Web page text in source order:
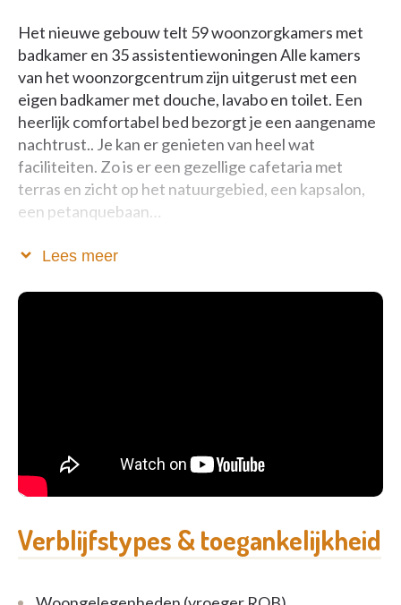
Het nieuwe gebouw telt 59 woonzorgkamers met
badkamer en 35 assistentiewoningen Alle kamers
van het woonzorgcentrum zijn uitgerust met een
eigen badkamer met douche, lavabo en toilet. Een
heerlijk comfortabel bed bezorgt je een aangename
nachtrust.. Je kan er genieten van heel wat
faciliteiten. Zo is er een gezellige cafetaria met
terras en zicht op het natuurgebied, een kapsalon,
een petanquebaan…
Ook voor een kortere periode kan je bij ons terecht.
om te herstellen na een ziekenhuisopname. Ook
plaats om te vertoeven. Deze rustige ligging laat de
bewoners toe te genieten van het mooie uitzicht,
maar ook om mooie wandelingen te maken in de
Lees meer
Verblijfstypes & toegankelijkheid